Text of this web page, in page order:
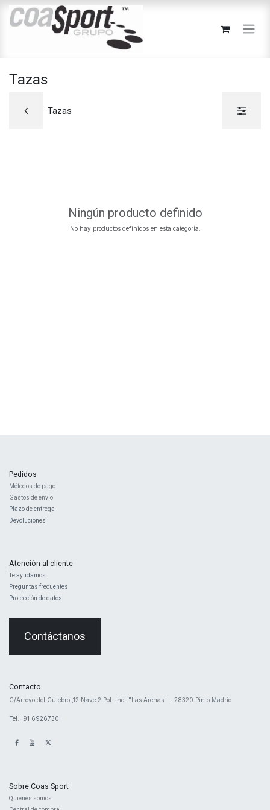
Ir al contenido
Tazas
Tazas
Ningún producto definido
No hay productos definidos en esta categoría.
Pedidos
Métodos de pago
Gastos de envío
Plazo de entrega
Devoluciones
Atención al cliente
Te ayudamos
Preguntas frecuentes
Protección de datos
Contáctanos
Contacto
​C/Arroyo del Culebro ,12 Nave 2 ​Pol. Ind. "Las Arenas" · 28320 Pinto Madrid
Tel.: 91 6926730
Sobre Coas Sport
Quienes ​somos